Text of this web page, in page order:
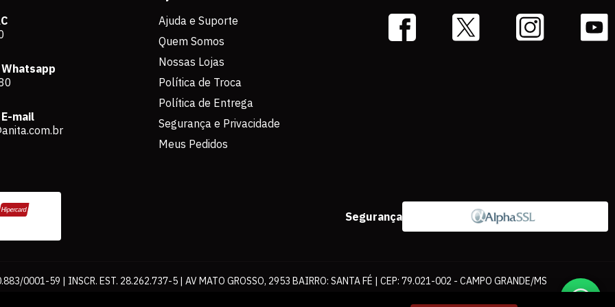
mail
Ajuda e Suporte
Quem Somos
Nossas Lojas
Política de Troca
Política de Entrega
Segurança e Privacidade
Meus Pedidos
Segurança
0001-59 | INSCR. EST. 28.262.737-5 | AV MATO GROSSO, 2953 BAIRRO: SANTA FÉ | CEP: 79.021-002 - CAMPO GRANDE/MS